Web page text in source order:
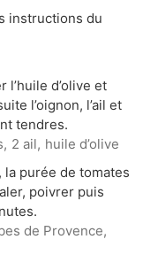
instructions du
l’huile d’olive et
l’oignon, l’ail et
tendres.
2 ail, huile d’olive
purée de tomates
poivrer puis
de Provence,